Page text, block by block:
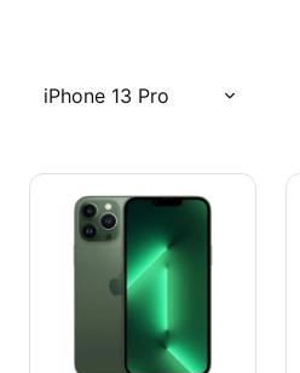
iPhone 13 Pro